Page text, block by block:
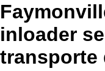
inloader
transporte